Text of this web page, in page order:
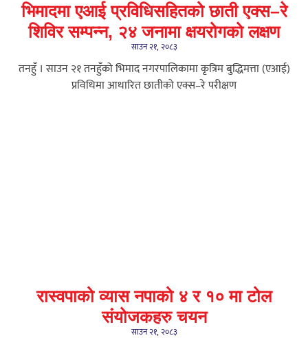
भिमादमा एआई प्रविधिसहितको छाती एक्स–रे
शिविर सम्पन्न, २४ जनामा क्षयरोगको लक्षण
साउन २१, २०८३
तनहुँ । साउन २१ तनहुँको भिमाद नगरपालिकामा कृत्रिम बुद्धिमत्ता (एआई)
प्रविधिमा आधारित छातीको एक्स–रे परीक्षण
रास्वपाको व्यास नपाको ४ र १० मा टोल
संयोजकहरु चयन
साउन २१, २०८३